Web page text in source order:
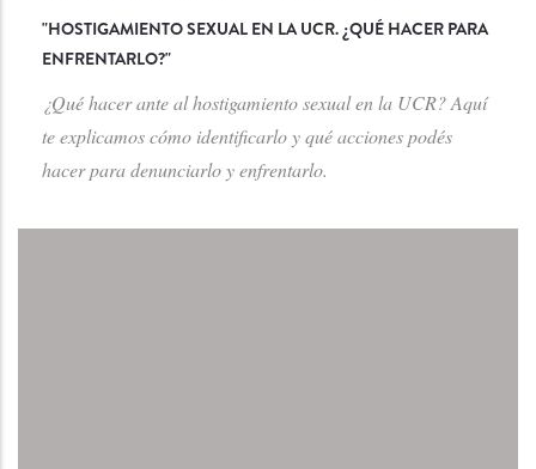
"HOSTIGAMIENTO SEXUAL EN LA UCR. ¿QUÉ HACER PARA
ENFRENTARLO?"
¿Qué hacer ante al hostigamiento sexual en la UCR? Aquí
te explicamos cómo identificarlo y qué acciones podés
hacer para denunciarlo y enfrentarlo.